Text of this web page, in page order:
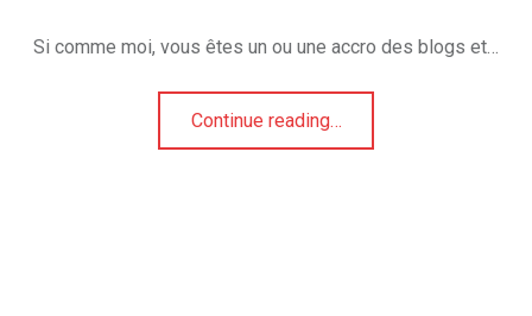
Si comme moi, vous êtes un ou une accro des blogs et…
Continue reading“Aujourd’hui, je suis top tendance ! one pot pasta à la chair à saucisse et basilic”
…